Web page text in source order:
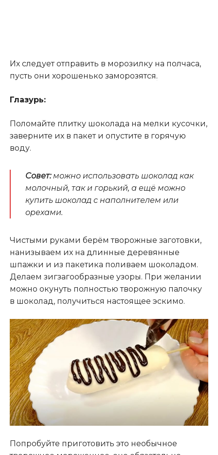
Их следует отправить в морозилку на полчаса,
пусть они хорошенько заморозятся.
Глазурь:
Поломайте плитку шоколада на мелки кусочки,
заверните их в пакет и опустите в горячую
воду.
Совет:можно использовать шоколад как
молочный, так и горький, а ещё можно
купить шоколад с наполнителем или
орехами.
Чистыми руками берём творожные заготовки,
нанизываем их на длинные деревянные
шпажки и из пакетика поливаем шоколадом.
Делаем зигзагообразные узоры. При желании
можно окунуть полностью творожную палочку
в шоколад, получиться настоящее эскимо.
Попробуйте приготовить это необычное